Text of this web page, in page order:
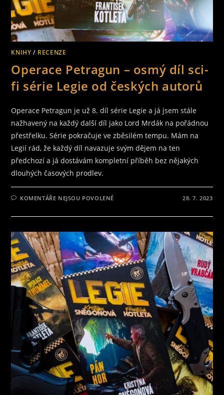
KNIHY / RECENZE
Operace Petragun – osmý díl sci-
fi série Legie od českých autorů
Operace Petragun je už 8. díl série Legie a já jsem stále
nažhavený na každý další díl jako Lord Mrdák na pořádnou
přestřelku. Série pokračuje ve zběsilém tempu. Mám na
Legií rád, že každý díl navazuje svým dějem na ten
předchozí a já dostávám kompletní příběh bez nějakých
dlouhých časových prodlev.
KOMENTÁŘE NEJSOU POVOLENÉ
NÁZVEM
PETRAGUN
–
OSMÝ
DÍL
SCI-
FI
SÉRIE
LEGIE
OD
ČESKÝCH
AUTORŮ
28. 7. 2023